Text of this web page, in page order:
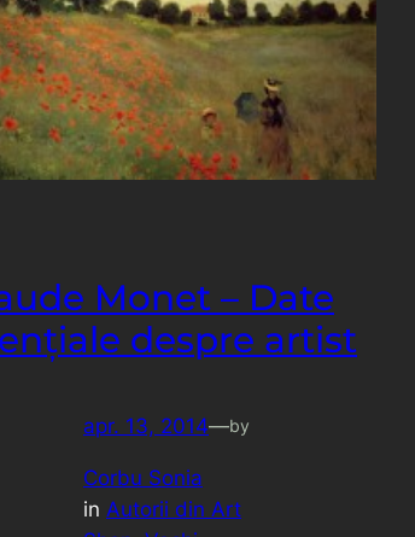
Monet – Date
despre artist
apr. 13, 2014—by
Corbu Sonia
in Autorii din Art